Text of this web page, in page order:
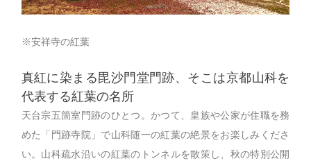
※安祥寺の紅葉
真紅に染まる毘沙門堂門跡、そこは京都山科を
代表する紅葉の名所
天台宗五箇室門跡のひとつ。かつて、皇族や公家が住職を務
めた「門跡寺院」で山科随一の紅葉の絶景をお楽しみくださ
い。山科疏水沿いの紅葉のトンネルを散策し、秋の特別公開